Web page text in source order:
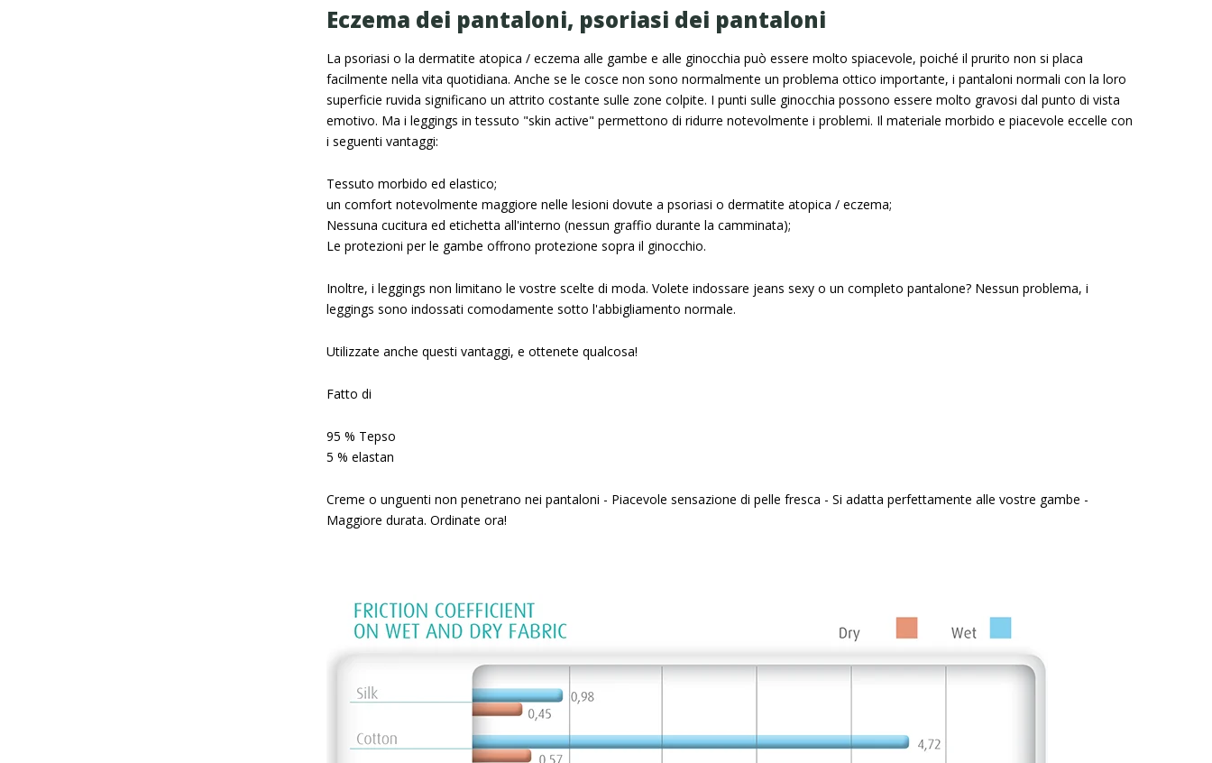
Eczema dei pantaloni, psoriasi dei pantaloni
La psoriasi o la dermatite atopica / eczema alle gambe e alle ginocchia può essere molto spiacevole, poiché il prurito non si placa
facilmente nella vita quotidiana. Anche se le cosce non sono normalmente un problema ottico importante, i pantaloni normali con la loro
superficie ruvida significano un attrito costante sulle zone colpite. I punti sulle ginocchia possono essere molto gravosi dal punto di vista
emotivo. Ma i leggings in tessuto "skin active" permettono di ridurre notevolmente i problemi. Il materiale morbido e piacevole eccelle con
i seguenti vantaggi:
Tessuto morbido ed elastico;
un comfort notevolmente maggiore nelle lesioni dovute a psoriasi o dermatite atopica / eczema;
Nessuna cucitura ed etichetta all'interno (nessun graffio durante la camminata);
Le protezioni per le gambe offrono protezione sopra il ginocchio.
Inoltre, i leggings non limitano le vostre scelte di moda. Volete indossare jeans sexy o un completo pantalone? Nessun problema, i
leggings sono indossati comodamente sotto l'abbigliamento normale.
Utilizzate anche questi vantaggi, e ottenete qualcosa!
Fatto di
95 % Tepso
5 % elastan
Creme o unguenti non penetrano nei pantaloni - Piacevole sensazione di pelle fresca - Si adatta perfettamente alle vostre gambe -
Maggiore durata. Ordinate ora!